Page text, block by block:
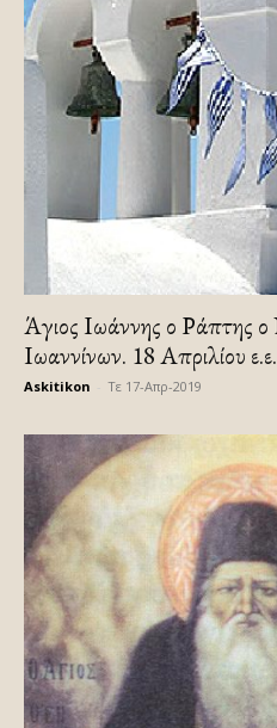
Άγιος Ιωάννης ο Ράπτης
Ιωαννίνων. 18 Απριλίου ε.ε.
Askitikon Τε 17-Απρ-2019